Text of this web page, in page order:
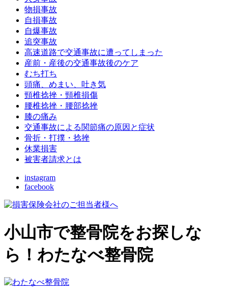
物損事故
自損事故
自爆事故
追突事故
高速道路で交通事故に遭ってしまった
産前・産後の交通事故後のケア
むち打ち
頭痛、めまい、吐き気
頸椎捻挫・頸椎損傷
腰椎捻挫・腰部捻挫
膝の痛み
交通事故による関節痛の原因と症状
骨折・打撲・捻挫
休業損害
被害者請求とは
instagram
facebook
小山市で整骨院をお探しな
ら！わたなべ整骨院